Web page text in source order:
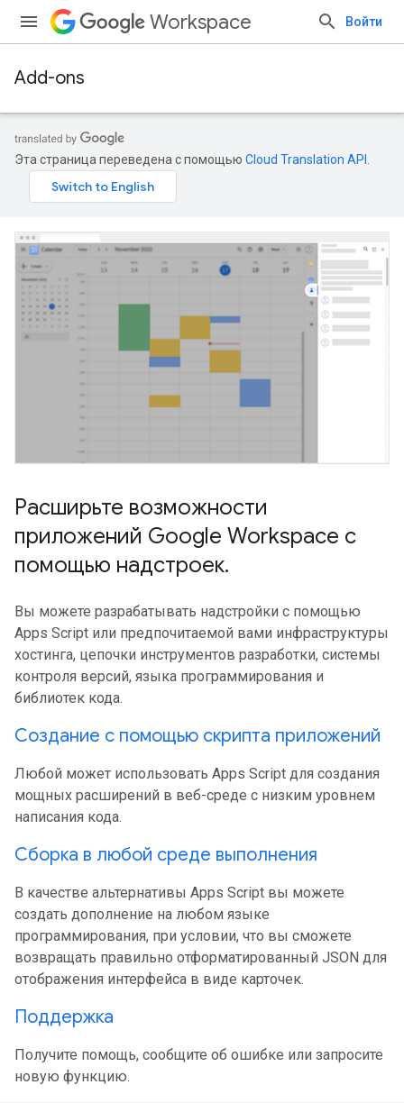
Workspace Войти
Add-ons
Эта страница переведена с помощью Cloud Translation API
Расширьте возможности
приложений Google Workspace с
помощью надстроек.
Вы можете разрабатывать надстройки с помощью
Apps Script или предпочитаемой вами инфраструктуры
хостинга, цепочки инструментов разработки, системы
контроля версий, языка программирования и
библиотек кода.
Создание с помощью скрипта приложений
Любой может использовать Apps Script для создания
мощных расширений в веб-среде с низким уровнем
написания кода.
Сборка в любой среде выполнения
В качестве альтернативы Apps Script вы можете
создать дополнение на любом языке
программирования, при условии, что вы сможете
возвращать правильно отформатированный JSON для
отображения интерфейса в виде карточек.
Поддержка
Получите помощь, сообщите об ошибке или запросите
новую функцию.